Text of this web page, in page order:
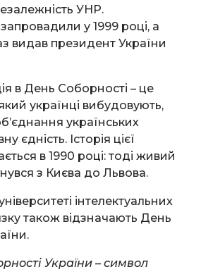
УНР.
у 1999 році, а
видав президент України
в День Соборності – це
українці вибудовують,
українських
єдність. Історія цієї
в 1990 році: тоді живий
з Києва до Львова.
інтелектуальних
також відзначають День
України – символ